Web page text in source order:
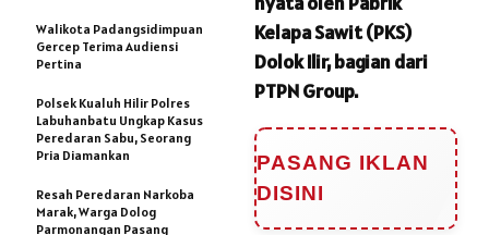
Kelapa Sawit (PKS)
Dolok Ilir, bagian dari
PTPN Group.
PASANG IKLAN
DISINI
Walikota Padangsidimpuan
Gercep Terima Audiensi
Pertina
Polsek Kualuh Hilir Polres
Labuhanbatu Ungkap Kasus
Peredaran Sabu, Seorang
Pria Diamankan
Resah Peredaran Narkoba
Marak, Warga Dolog
Parmonangan Pasang